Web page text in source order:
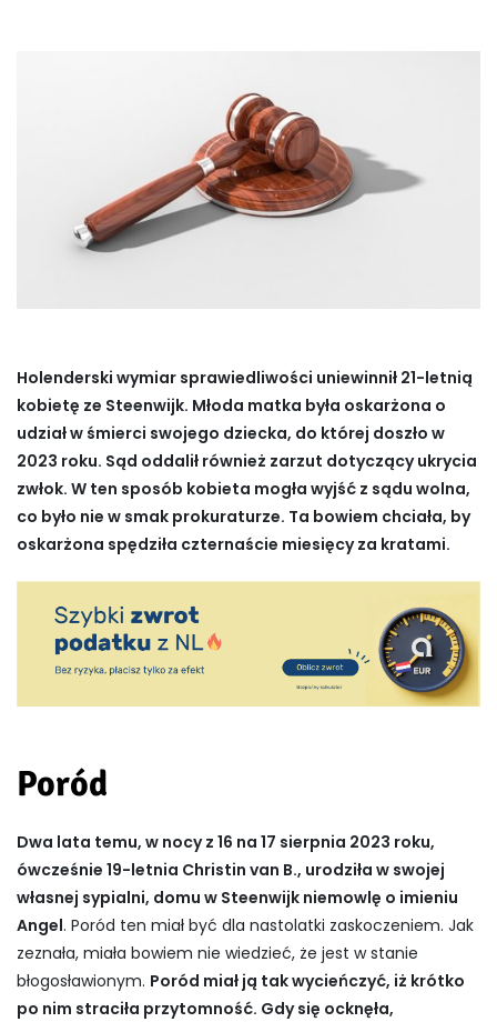
Holenderski wymiar sprawiedliwości uniewinnił 21-letnią
kobietę ze Steenwijk. Młoda matka była oskarżona o
udział w śmierci swojego dziecka, do której doszło w
2023 roku. Sąd oddalił również zarzut dotyczący ukrycia
zwłok. W ten sposób kobieta mogła wyjść z sądu wolna,
co było nie w smak prokuraturze. Ta bowiem chciała, by
oskarżona spędziła czternaście miesięcy za kratami.
Poród
Dwa lata temu, w nocy z 16 na 17 sierpnia 2023 roku,
ówcześnie 19-letnia Christin van B., urodziła w swojej
własnej sypialni, domu w Steenwijk niemowlę o imieniu
Angel. Poród ten miał być dla nastolatki zaskoczeniem. Jak
zeznała, miała bowiem nie wiedzieć, że jest w stanie
błogosławionym. Poród miał ją tak wycieńczyć, iż krótko
po nim straciła przytomność. Gdy się ocknęła,